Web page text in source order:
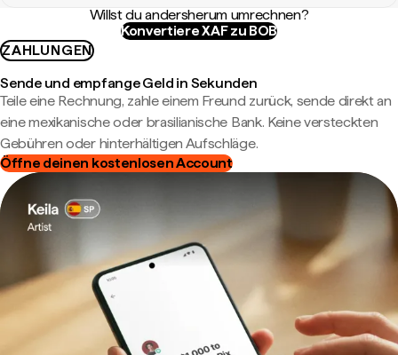
Willst du andersherum umrechnen?
Konvertiere XAF zu BOB
ZAHLUNGEN
Sende und empfange Geld in Sekunden
Teile eine Rechnung, zahle einem Freund zurück, sende direkt an
eine mexikanische oder brasilianische Bank. Keine versteckten
Gebühren oder hinterhältigen Aufschläge.
Öffne deinen kostenlosen Account